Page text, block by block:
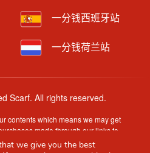
一分钱西班牙站
一分钱荷兰站
Scarf. All rights reserved.
contents which means we may get
made through our links to
sites.
we give you the best